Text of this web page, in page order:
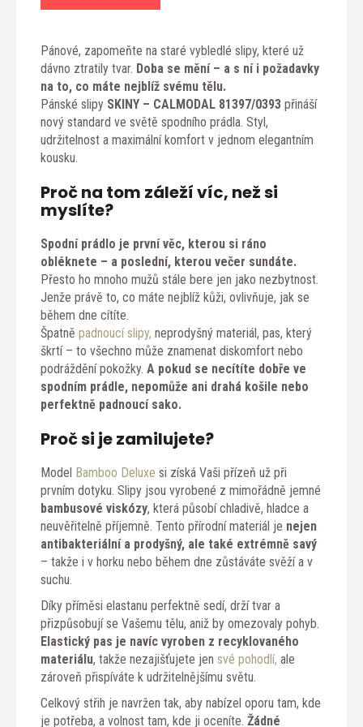
Pánové, zapomeňte na staré vybledlé slipy, které už
dávno ztratily tvar. Doba se mění – a s ní i požadavky
na to, co máte nejblíž svému tělu.
Pánské slipy SKINY – CALMODAL 81397/0393 přináší
nový standard ve světě spodního prádla. Styl,
udržitelnost a maximální komfort v jednom elegantním
kousku.
Proč na tom záleží víc, než si
myslíte?
Spodní prádlo je první věc, kterou si ráno
obléknete – a poslední, kterou večer sundáte.
Přesto ho mnoho mužů stále bere jen jako nezbytnost.
Jenže právě to, co máte nejblíž kůži, ovlivňuje, jak se
během dne cítíte.
Špatně padnoucí slipy, neprodyšný materiál, pas, který
škrtí – to všechno může znamenat diskomfort nebo
podráždění pokožky. A pokud se necítíte dobře ve
spodním prádle, nepomůže ani drahá košile nebo
perfektně padnoucí sako.
Proč si je zamilujete?
Model Bamboo Deluxe si získá Vaši přízeň už při
prvním dotyku. Slipy jsou vyrobené z mimořádně jemné
bambusové viskózy, která působí chladivě, hladce a
neuvěřitelně příjemně. Tento přírodní materiál je nejen
antibakteriální a prodyšný, ale také extrémně savý
– takže i v horku nebo během dne zůstáváte svěží a v
suchu.
Díky příměsi elastanu perfektně sedí, drží tvar a
přizpůsobují se Vašemu tělu, aniž by omezovaly pohyb.
Elastický pas je navíc vyroben z recyklovaného
materiálu, takže nezajišťujete jen své pohodlí, ale
zároveň přispíváte k udržitelnějšímu světu.
Celkový střih je navržen tak, aby nabízel oporu tam, kde
je potřeba, a volnost tam, kde ji oceníte. Žádné